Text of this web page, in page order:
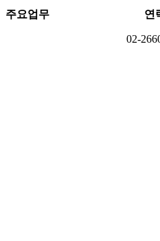
주요업무
연
02-